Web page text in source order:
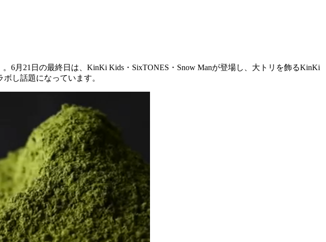
6月21日の最終日は、KinKi Kids・SixTONES・Snow Manが登場し、大トリを飾るKinKi
し話題になっています。